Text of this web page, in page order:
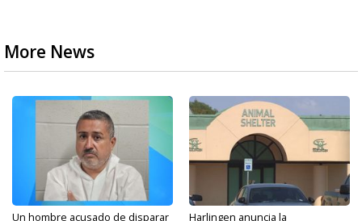
More News
Un hombre acusado de disparar
Harlingen anuncia la